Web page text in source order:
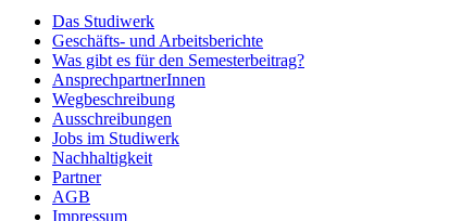
Das Studiwerk
Geschäfts- und Arbeitsberichte
Was gibt es für den Semesterbeitrag?
AnsprechpartnerInnen
Wegbeschreibung
Ausschreibungen
Jobs im Studiwerk
Nachhaltigkeit
Partner
AGB
Impressum